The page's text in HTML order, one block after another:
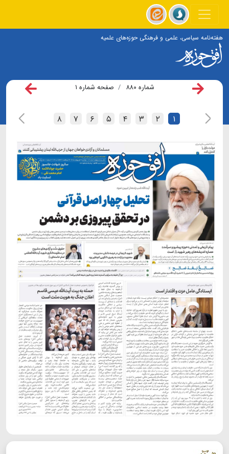
هفته‌نامه سیاسی، علمی و فرهنگی حوزه‌های علمیه
شماره ۸۸۰ صفحه شماره ۱
۱ ۲ ۳ ۴ ۵ ۶ ۷ ۸